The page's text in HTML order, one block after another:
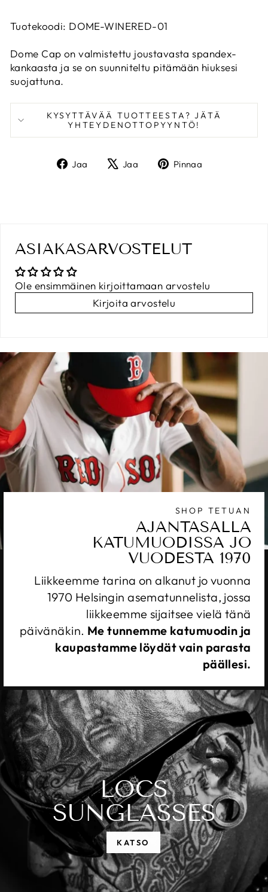
Tuotekoodi: DOME-WINERED-01
Dome Cap on valmistettu joustavasta spandex-
kankaasta ja se on suunniteltu pitämään hiuksesi
suojattuna.
KYSYTTÄVÄÄ TUOTTEESTA? JÄTÄ
YHTEYDENOTTOPYYNTÖ!
Jaa
Jaa
Jaa
TwiittaaPinnaa
ASIAKASARVOSTELUT
Ole ensimmäinen kirjoittamaan arvostelu
Kirjoita arvostelu
SHOP TETUAN
AJANTASALLA
KATUMUODISSA JO
VUODESTA 1970
Liikkeemme tarina on alkanut jo vuonna
1970 Helsingin asematunnelista, jossa
liikkeemme sijaitsee vielä tänä
päivänäkin. Me tunnemme katumuodin ja
kaupastamme löydät vain parasta
päällesi.
LOCS
SUNGLASSES
KATSO